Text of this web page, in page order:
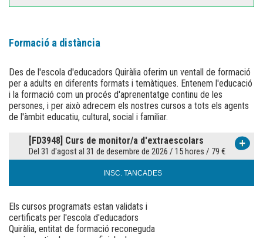
Per terminis
Si vols veure mésCursos a distància, clica aquí.
Formació a distància
Des de l'escola d'educadors Quiràlia oferim un ventall de formació
per a adults en diferents formats i temàtiques. Entenem l'educació
i la formació com un procés d'aprenentatge continu de les
persones, i per això adrecem els nostres cursos a tots els agents
de l'àmbit educatiu, cultural, social i familiar.
[FD3948] Curs de monitor/a d'extraescolars
Del 31 d'agost al 31 de desembre de 2026 / 15 hores / 79 €
INSC. TANCADES
Els cursos programats estan validats i
certificats per l'escola d'educadors
Quiràlia, entitat de formació reconeguda